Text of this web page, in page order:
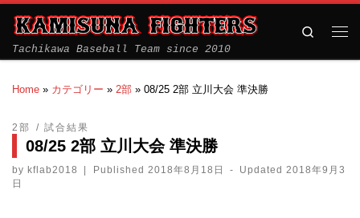
Tachikawa Baseball Team since 2010
Search
Home » カテゴリー » 2部 » 08/25 2部 立川大会 準決勝
2部 試合結果
08/25 2部 立川大会 準決勝
by kflab2018 Published 2018年8月18日 - Updated 2018年9月3
日